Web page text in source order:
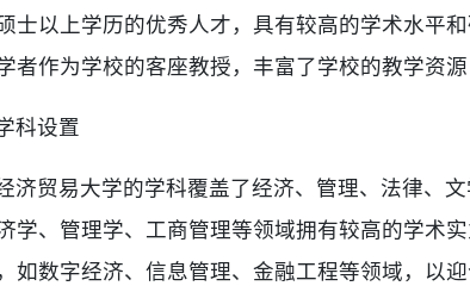
士以上学历的优秀人才，具有较高的学术水平
者作为学校的客座教授，丰富了学校的教学资源
科设置
济贸易大学的学科覆盖了经济、管理、法律、文
学、管理学、工商管理等领域拥有较高的学术
如数字经济、信息管理、金融工程等领域，以迎